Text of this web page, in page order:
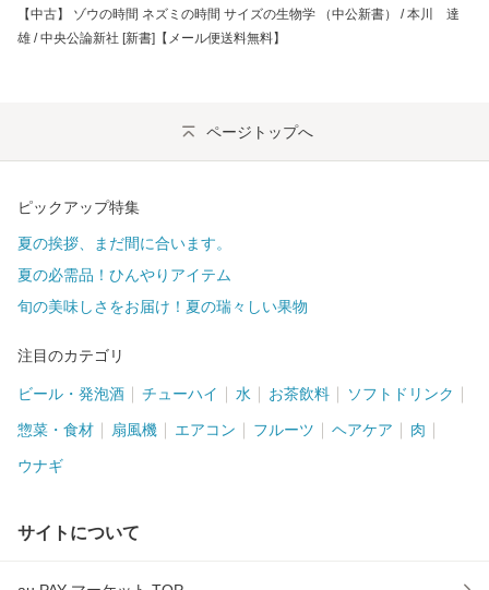
【中古】 ゾウの時間 ネズミの時間 サイズの生物学 （中公新書） / 本川 達
雄 / 中央公論新社 [新書]【メール便送料無料】
ページトップへ
ピックアップ特集
夏の挨拶、まだ間に合います。
夏の必需品！ひんやりアイテム
旬の美味しさをお届け！夏の瑞々しい果物
注目のカテゴリ
ビール・発泡酒 チューハイ 水 お茶飲料 ソフトドリンク
惣菜・食材 扇風機 エアコン フルーツ ヘアケア 肉
ウナギ
サイトについて